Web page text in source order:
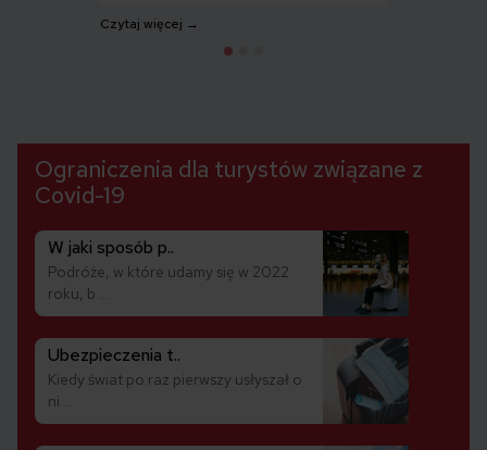
Czytaj więcej →
Ograniczenia dla turystów związane z
Covid-19
W jaki sposób p..
Podróże, w które udamy się w 2022
roku, b ...
Ubezpieczenia t..
Kiedy świat po raz pierwszy usłyszał o
ni ...